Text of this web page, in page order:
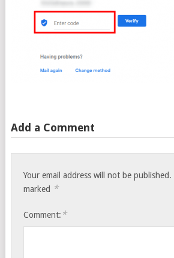
Add a Comment
Your email address will not be published.
marked *
Comment: *